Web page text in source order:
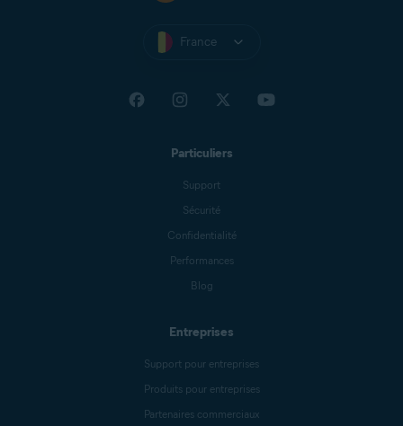
France
Particuliers
Support
Sécurité
Confidentialité
Performances
Blog
Entreprises
Support pour entreprises
Produits pour entreprises
Partenaires commerciaux